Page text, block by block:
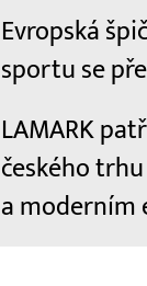
Evropská
sportu se
LAMARK
českého
a moderním